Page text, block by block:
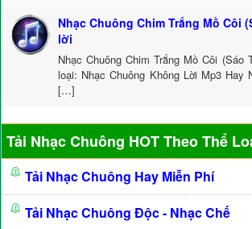
Nhạc Chuông Chim Trắng Mồ Côi
lời
Nhạc Chuông Chim Trắng Mồ Côi (Sáo
loại: Nhạc Chuông Không Lời Mp3 Hay
[…]
Tải Nhạc Chuông HOT Theo Thể
Tải Nhạc Chuông Hay Miễn Phí
Tải Nhạc Chuông Độc - Nhạc Chế